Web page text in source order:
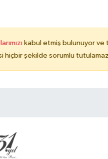
kabul etmiş bulunuyor ve
hiçbir şekilde sorumlu